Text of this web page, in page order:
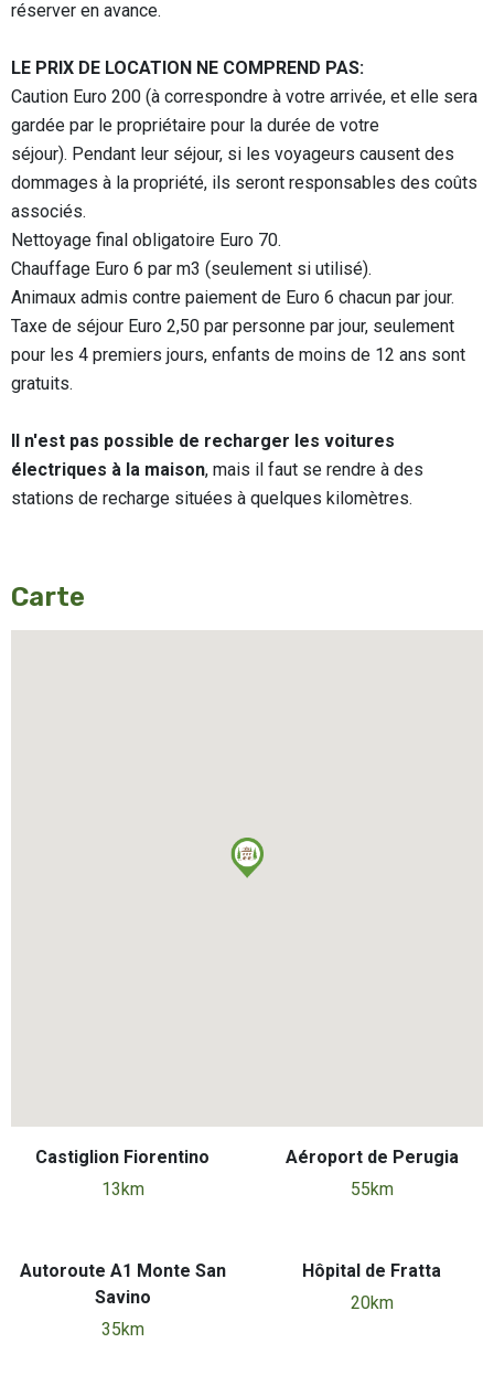
réserver en avance.
LE PRIX DE LOCATION NE COMPREND PAS:
Caution Euro 200 (à correspondre à votre arrivée, et elle sera
gardée par le propriétaire pour la durée de votre
séjour). Pendant leur séjour, si les voyageurs causent des
dommages à la propriété, ils seront responsables des coûts
associés.
Nettoyage final obligatoire Euro 70.
Chauffage Euro 6 par m3 (seulement si utilisé).
Animaux admis contre paiement de Euro 6 chacun par jour.
Taxe de séjour Euro 2,50 par personne par jour, seulement
pour les 4 premiers jours, enfants de moins de 12 ans sont
gratuits.
Il n'est pas possible de recharger les voitures
électriques à la maison, mais il faut se rendre à des
stations de recharge situées à quelques kilomètres.
Carte
Castiglion Fiorentino
13km
Aéroport de Perugia
55km
Autoroute A1 Monte San
Savino
35km
Hôpital de Fratta
20km